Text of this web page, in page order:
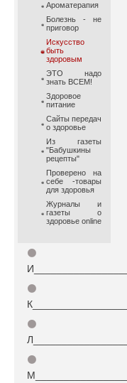
Ароматерапия
Болезнь - не
приговор
Искусство
быть
здоровым
ЭТО надо
знать ВСЕМ!
Здоровое
питание
Сайты передач
о здоровье
Из газеты
"Бабушкины
рецепты"
Проверено на
себе -товары
для здоровья
Журналы и
газеты о
здоровье online
⚫
И_________________
⚫
К_________________
⚫
Л_________________
⚫
М_________________